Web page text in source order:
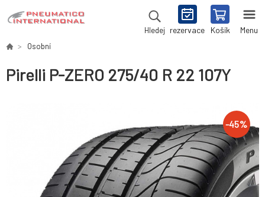
Hledej rezervace Košík Menu
Osobní
Pirelli P-ZERO 275/40 R 22 107Y
-45%